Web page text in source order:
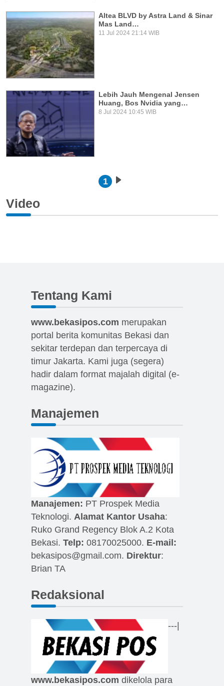
Altea BLVD by Astra Land & Sinar
Mas Land…
11 Jul 2024 21:14 WIB
Lebih Jauh Mengenal Jensen
Huang, Bos Nvidia yang…
8 Jul 2024 10:45 WIB
1 Next page
Video
Tentang Kami
www.bekasipos.com merupakan
portal berita komunitas Bekasi dan
sekitar terdepan dan terpercaya di
timur Jakarta. Kami juga (segera)
hadir dalam format majalah digital (e-
magazine).
Manajemen
Manajemen: PT Prospek Media
Teknologi. Alamat Kantor Usaha:
Ruko Grand Regency Blok A.2 Kota
Bekasi. Telp: 08170025000. E-mail:
bekasipos@gmail.com. Direktur:
Brian TA
Redaksional
---|
www.bekasipos.com dikelola para